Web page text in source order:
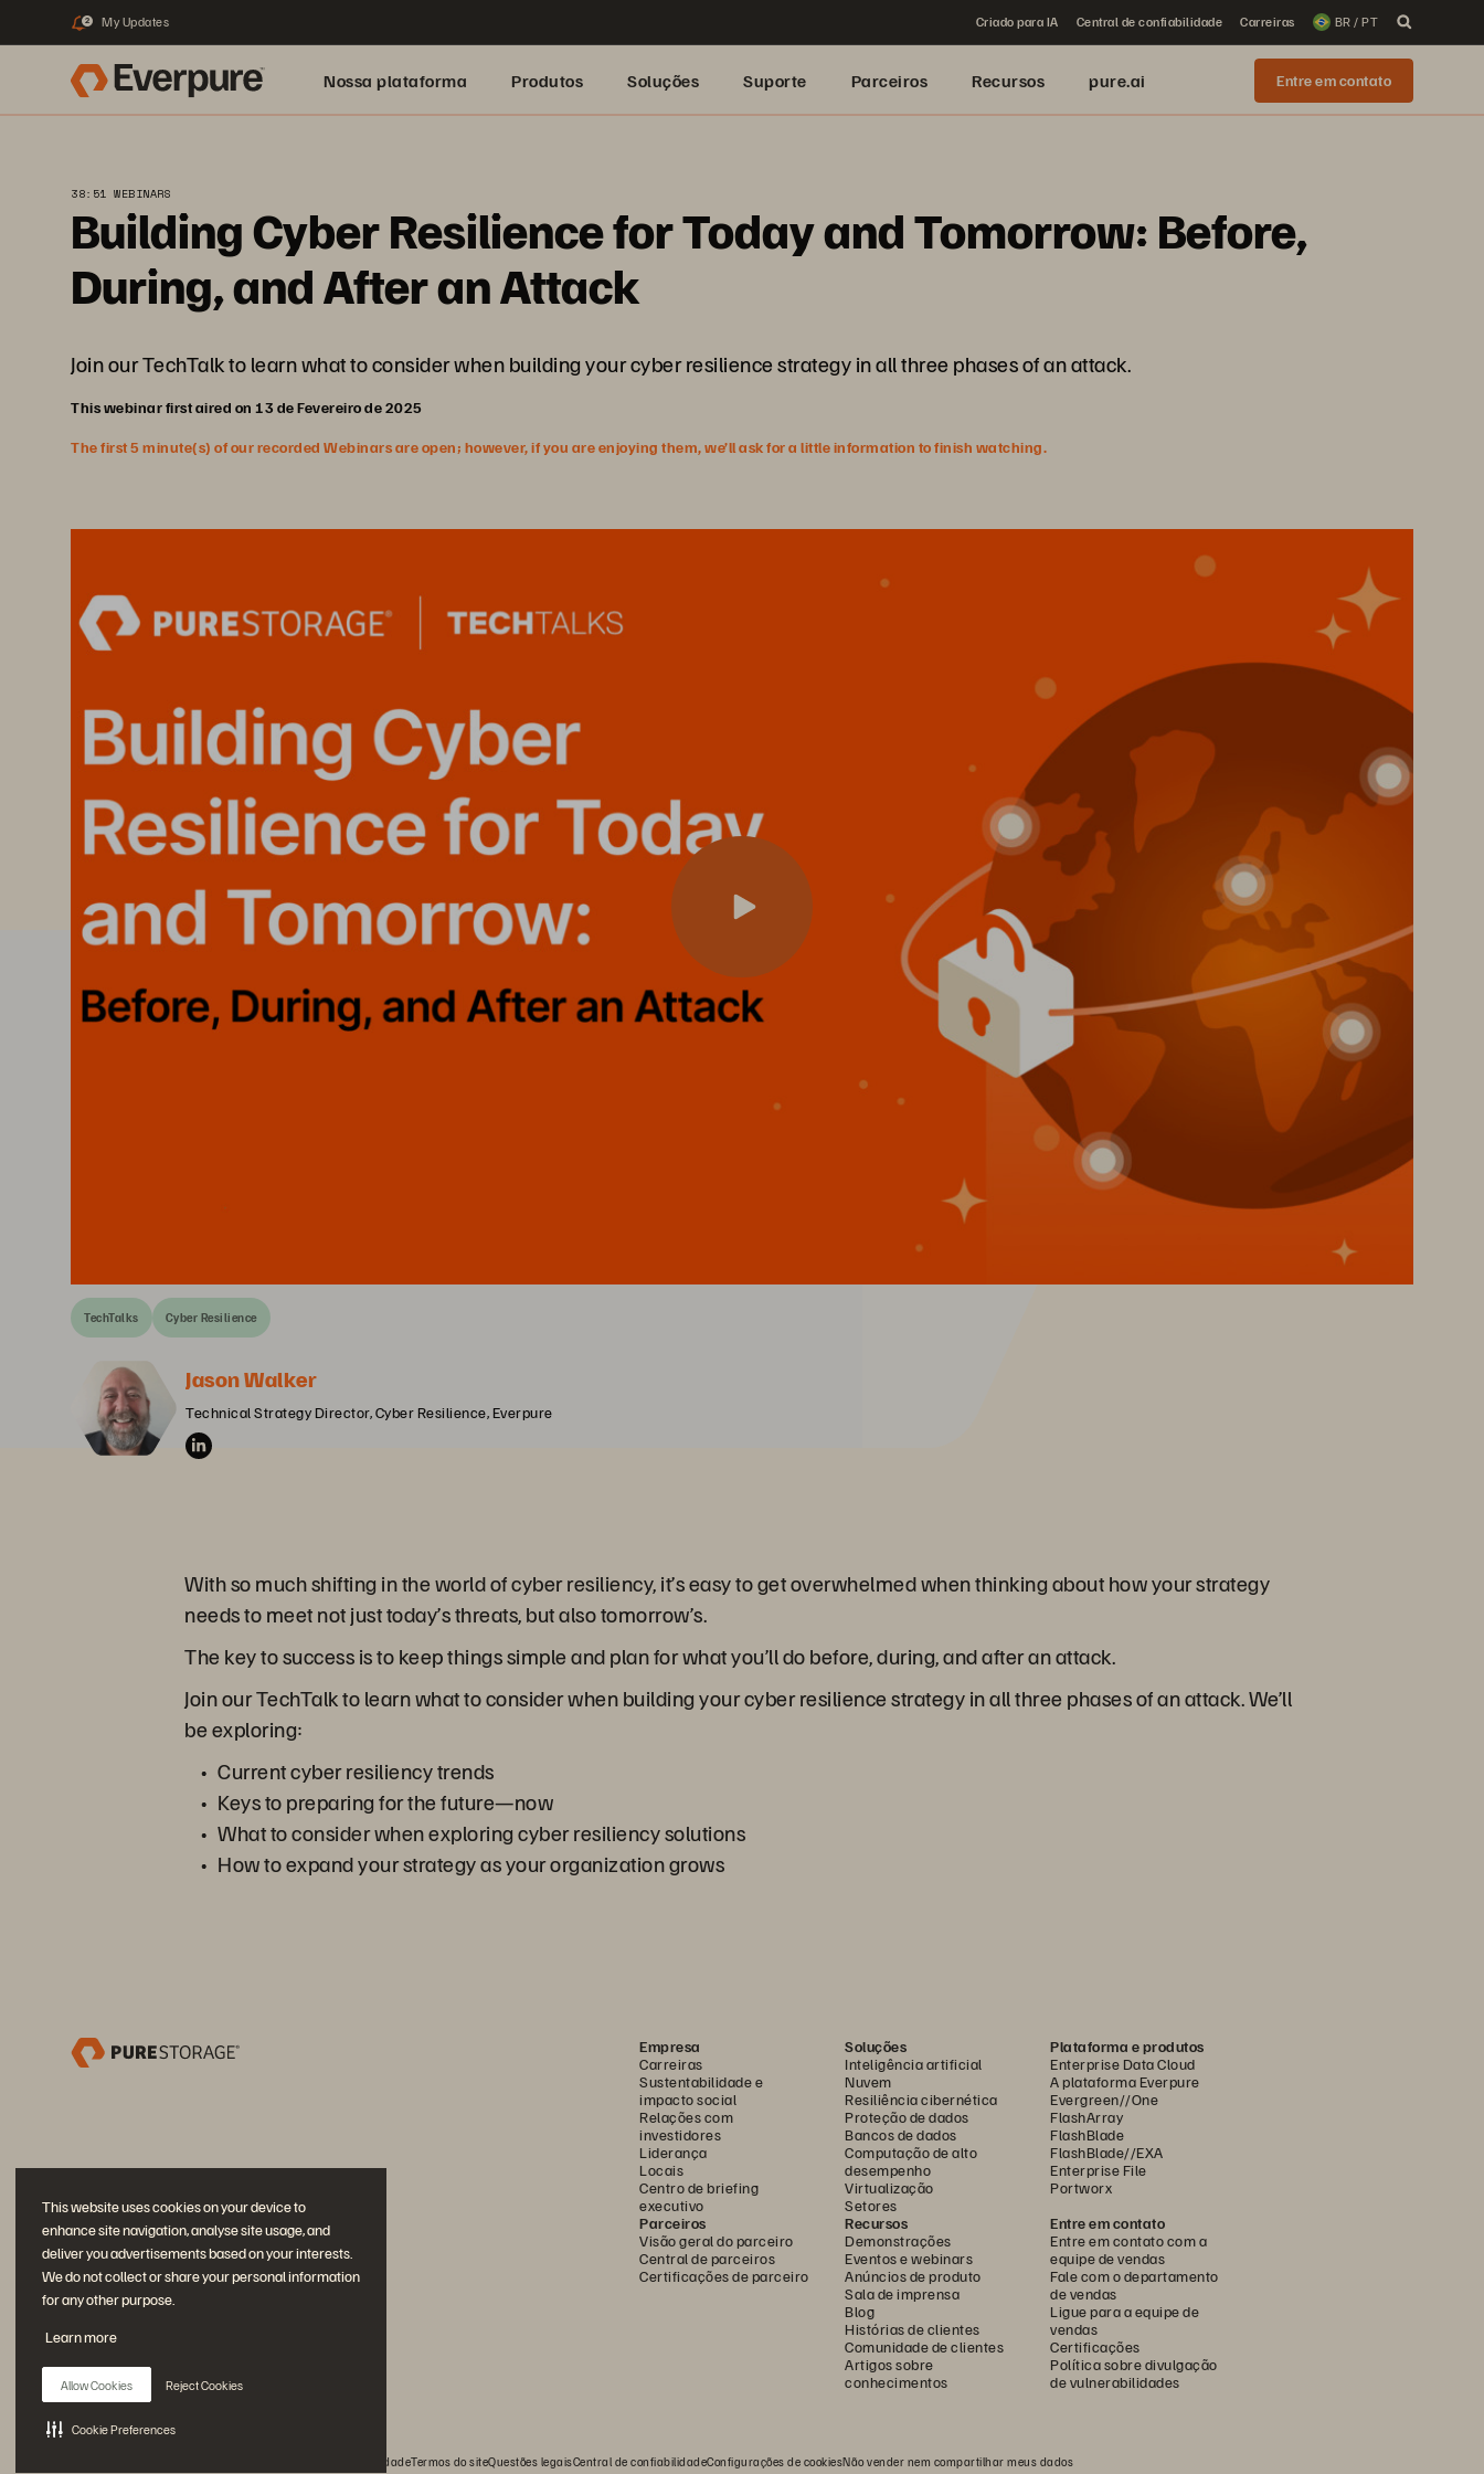
This website uses cookies on your device to
enhance site navigation, analyse site usage, and
deliver you advertisements based on your interests.
We do not collect or share your personal information
for any other purpose.
Learn more
Allow Cookies Reject Cookies
Cookie Preferences
2 My Updates Criado para IA Central de confiabilidade Carreiras BR / PT
Nossa plataforma Produtos Soluções Suporte Parceiros Recursos pure.ai Entre em contato
38:51 WEBINARS
Building Cyber Resilience for Today and Tomorrow: Before,
During, and After an Attack
Join our TechTalk to learn what to consider when building your cyber resilience strategy in all three phases of an attack.
This webinar first aired on 13 de Fevereiro de 2025
The first 5 minute(s) of our recorded Webinars are open; however, if you are enjoying them, we’ll ask for a little information to finish watching.
TechTalks Cyber Resilience
Jason Walker
Technical Strategy Director, Cyber Resilience, Everpure
With so much shifting in the world of cyber resiliency, it’s easy to get overwhelmed when thinking about how your strategy
needs to meet not just today’s threats, but also tomorrow’s.
The key to success is to keep things simple and plan for what you’ll do before, during, and after an attack.
Join our TechTalk to learn what to consider when building your cyber resilience strategy in all three phases of an attack. We’ll
be exploring:
Current cyber resiliency trends
Keys to preparing for the future—now
What to consider when exploring cyber resiliency solutions
How to expand your strategy as your organization grows
Empresa
Carreiras
Sustentabilidade e
impacto social
Relações com
investidores
Liderança
Locais
Centro de briefing
executivo
Soluções
Inteligência artificial
Nuvem
Resiliência cibernética
Proteção de dados
Bancos de dados
Computação de alto
desempenho
Virtualização
Setores
Plataforma e produtos
Enterprise Data Cloud
A plataforma Everpure
Evergreen//One
FlashArray
FlashBlade
FlashBlade//EXA
Enterprise File
Portworx
Parceiros
Visão geral do parceiro
Central de parceiros
Certificações de parceiro
Recursos
Demonstrações
Eventos e webinars
Anúncios de produto
Sala de imprensa
Blog
Histórias de clientes
Comunidade de clientes
Artigos sobre
conhecimentos
Entre em contato
Entre em contato com a
equipe de vendas
Fale com o departamento
de vendas
Ligue para a equipe de
vendas
Certificações
Política sobre divulgação
de vulnerabilidades
Participe da conversa
PrivacidadeTermos do siteQuestões legaisCentral de confiabilidadeConfigurações de cookiesNão vender nem compartilhar meus dados